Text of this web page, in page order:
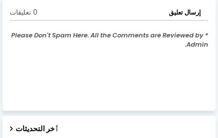
إرسال تعليق 0 تعليقات
* Please Don't Spam Here. All the Comments are Reviewed by
Admin.
ٱخر التحديثات